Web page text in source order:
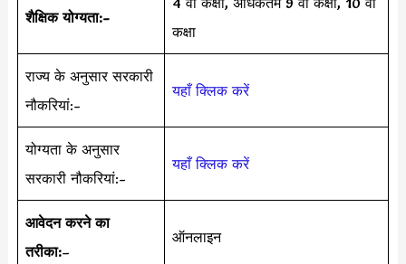
शैक्षिक योग्यता:-
कक्षा
राज्य के अनुसार सरकारी
नौकरियां:-
यहाँ क्लिक करें
योग्यता के अनुसार
सरकारी नौकरियां:-
यहाँ क्लिक करें
आवेदन करने का
तरीका:–
ऑनलाइन